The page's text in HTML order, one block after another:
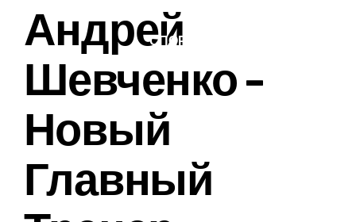
СПОРТ
Андрей
Шевченко –
Новый
Главный